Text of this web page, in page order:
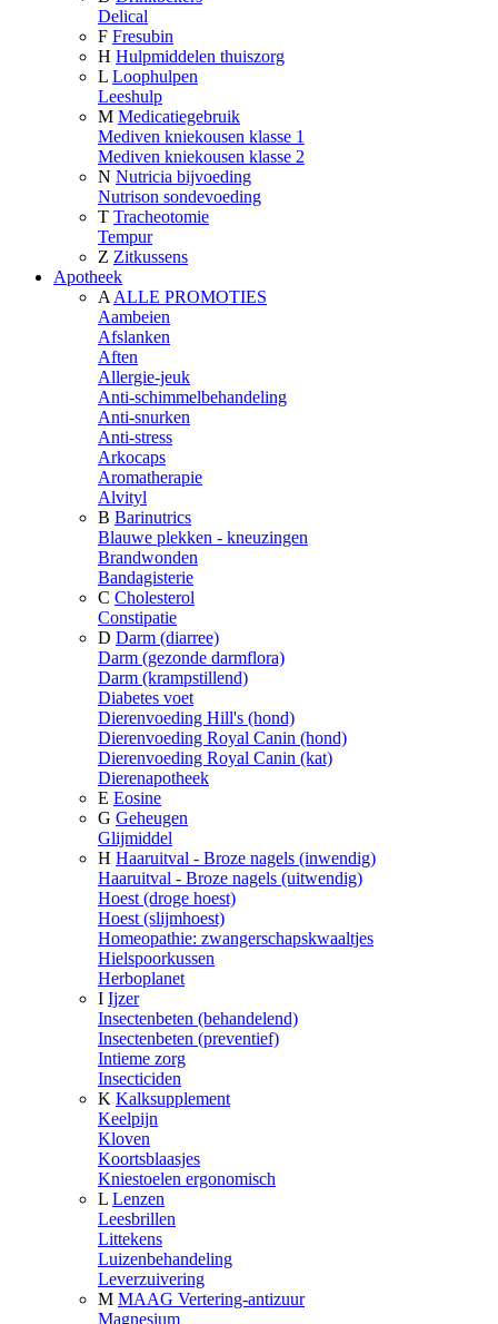
Delical
F Fresubin
H Hulpmiddelen thuiszorg
L Loophulpen
Leeshulp
M Medicatiegebruik
Mediven kniekousen klasse 1
Mediven kniekousen klasse 2
N Nutricia bijvoeding
Nutrison sondevoeding
T Tracheotomie
Tempur
Z Zitkussens
Apotheek
A ALLE PROMOTIES
Aambeien
Afslanken
Aften
Allergie-jeuk
Anti-schimmelbehandeling
Anti-snurken
Anti-stress
Arkocaps
Aromatherapie
Alvityl
B Barinutrics
Blauwe plekken - kneuzingen
Brandwonden
Bandagisterie
C Cholesterol
Constipatie
D Darm (diarree)
Darm (gezonde darmflora)
Darm (krampstillend)
Diabetes voet
Dierenvoeding Hill's (hond)
Dierenvoeding Royal Canin (hond)
Dierenvoeding Royal Canin (kat)
Dierenapotheek
E Eosine
G Geheugen
Glijmiddel
H Haaruitval - Broze nagels (inwendig)
Haaruitval - Broze nagels (uitwendig)
Hoest (droge hoest)
Hoest (slijmhoest)
Homeopathie: zwangerschapskwaaltjes
Hielspoorkussen
Herboplanet
I Ijzer
Insectenbeten (behandelend)
Insectenbeten (preventief)
Intieme zorg
Insecticiden
K Kalksupplement
Keelpijn
Kloven
Koortsblaasjes
Kniestoelen ergonomisch
L Lenzen
Leesbrillen
Littekens
Luizenbehandeling
Leverzuivering
M MAAG Vertering-antizuur
Magnesium